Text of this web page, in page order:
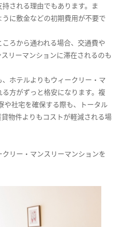
される理由でもあります。ま
に敷金などの初期費用が不要で
ろから通われる場合、交通費や
リーマンションに滞在されるのも
ホテルよりもウィークリー・マ
方がずっと格安になります。複
や社宅を確保する際も、トータル
物件よりもコストが軽減される場
リー・マンスリーマンションを